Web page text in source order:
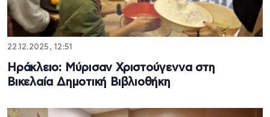
22.12.2025, 12:51
Ηράκλειο: Μύρισαν Χριστούγεννα στη
Βικελαία Δημοτική Βιβλιοθήκη